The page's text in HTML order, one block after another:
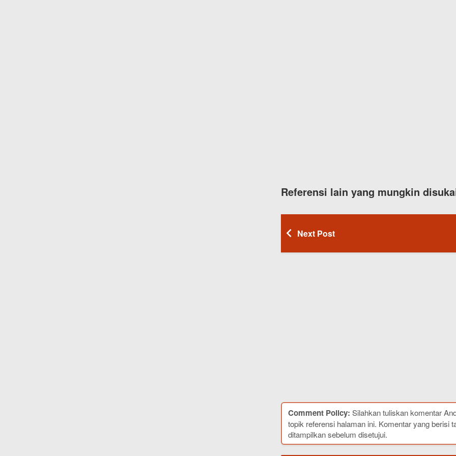
Referensi lain yang mungkin
Next Post
Comment Policy: Silahkan tuliskan komentar
topik referensi halaman ini. Komentar yang berisi
ditampilkan sebelum disetujui.